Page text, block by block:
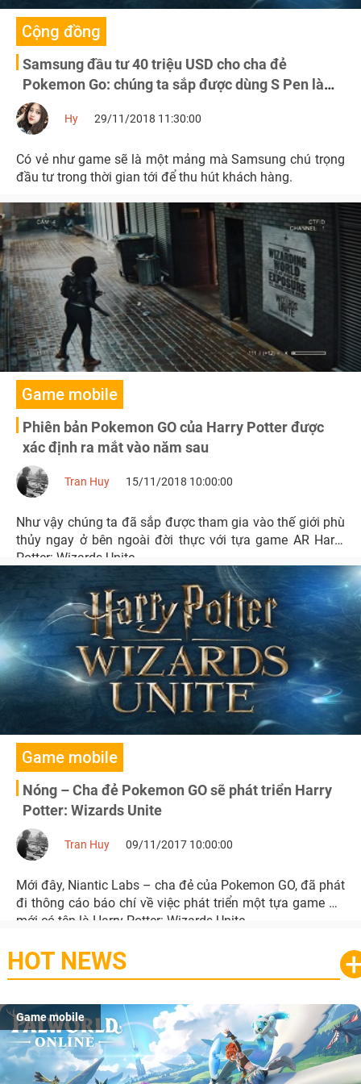
Cộng đồng
Samsung đầu tư 40 triệu USD cho cha đẻ
Pokemon Go: chúng ta sắp được dùng S Pen làm
đũa phép trong game AR Harry Potter?
Hy 29/11/2018 11:30:00
Có vẻ như game sẽ là một mảng mà Samsung chú trọng
đầu tư trong thời gian tới để thu hút khách hàng.
Game mobile
Phiên bản Pokemon GO của Harry Potter được
xác định ra mắt vào năm sau
Tran Huy 15/11/2018 10:00:00
Như vậy chúng ta đã sắp được tham gia vào thế giới phù
thủy ngay ở bên ngoài đời thực với tựa game AR Harry
Potter: Wizards Unite.
Game mobile
Nóng – Cha đẻ Pokemon GO sẽ phát triển Harry
Potter: Wizards Unite
Tran Huy 09/11/2017 10:00:00
Mới đây, Niantic Labs – cha đẻ của Pokemon GO, đã phát
đi thông cáo báo chí về việc phát triển một tựa game AR
mới có tên là Harry Potter: Wizards Unite.
HOT NEWS
Game mobile